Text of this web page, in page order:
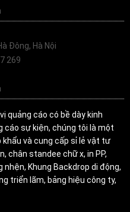
Đông, Hà Nội
269
quảng cáo có bề dày kinh
cáo sự kiện, chúng tôi là một
và cung cấp sỉ lẻ vật tư
chân standee chữ x, in PP,
nhện, Khung Backdrop di động,
triển lãm, bảng hiệu công ty,